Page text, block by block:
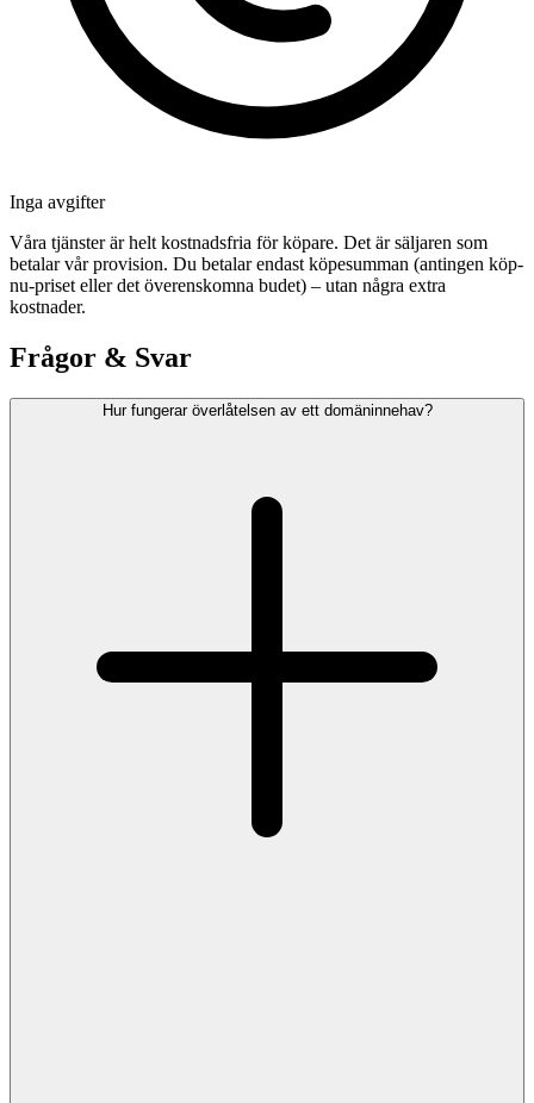
Inga avgifter
Våra tjänster är helt kostnadsfria för köpare. Det är säljaren som
betalar vår provision. Du betalar endast köpesumman (antingen köp-
nu-priset eller det överenskomna budet) – utan några extra
kostnader.
Frågor & Svar
Hur fungerar överlåtelsen av ett domäninnehav?